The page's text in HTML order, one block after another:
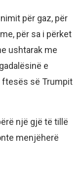
për gaz, për
për sa i përket
ushtarak me
e
ftesës së Trumpit
një gjë të tillë
menjëherë